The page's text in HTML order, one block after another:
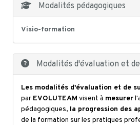
Modalités pédagogiques
Visio-formation
Modalités d'évaluation et
Les modalités d'évaluation et de
par EVOLUTEAM visent à mesurer
pédagogiques, la progression des
de la formation sur les pratiques